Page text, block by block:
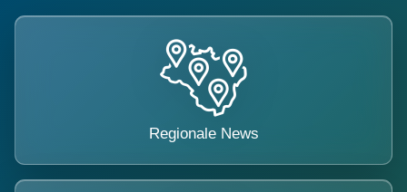
Regionale News